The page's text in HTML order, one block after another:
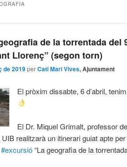
de la torrentada del
Llorenç” (segon torn)
de 2019 perCati Mari Vives, Ajuntament
El pròxim dissabte, 6 d’abril,
El Dr. Miquel Grimalt, professor
realitzarà un itinerari guiat apte
#excursió“La geografia de la